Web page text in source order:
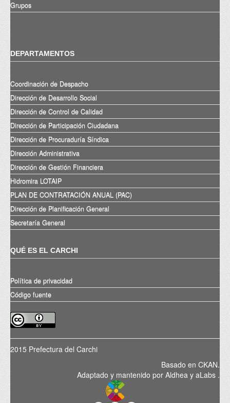
Grupos
DEPARTAMENTOS
Coordinación de Despacho
Dirección de Desarrollo Social
Dirección de Control de Calidad
Dirección de Participación Ciudadana
Dirección de Procuraduría Síndica
Dirección Administrativa
Dirección de Gestión Financiera
Hidromira LOTAIP
PLAN DE CONTRATACIÓN ANUAL (PAC)
Dirección de Planificación General
Secretaría General
QUÉ ES EL CARCHI
Política de privacidad
Código fuente
2015 Prefectura del Carchi
Basado en CKAN.
Adaptado y mantenido por Aldhea y aLabs .